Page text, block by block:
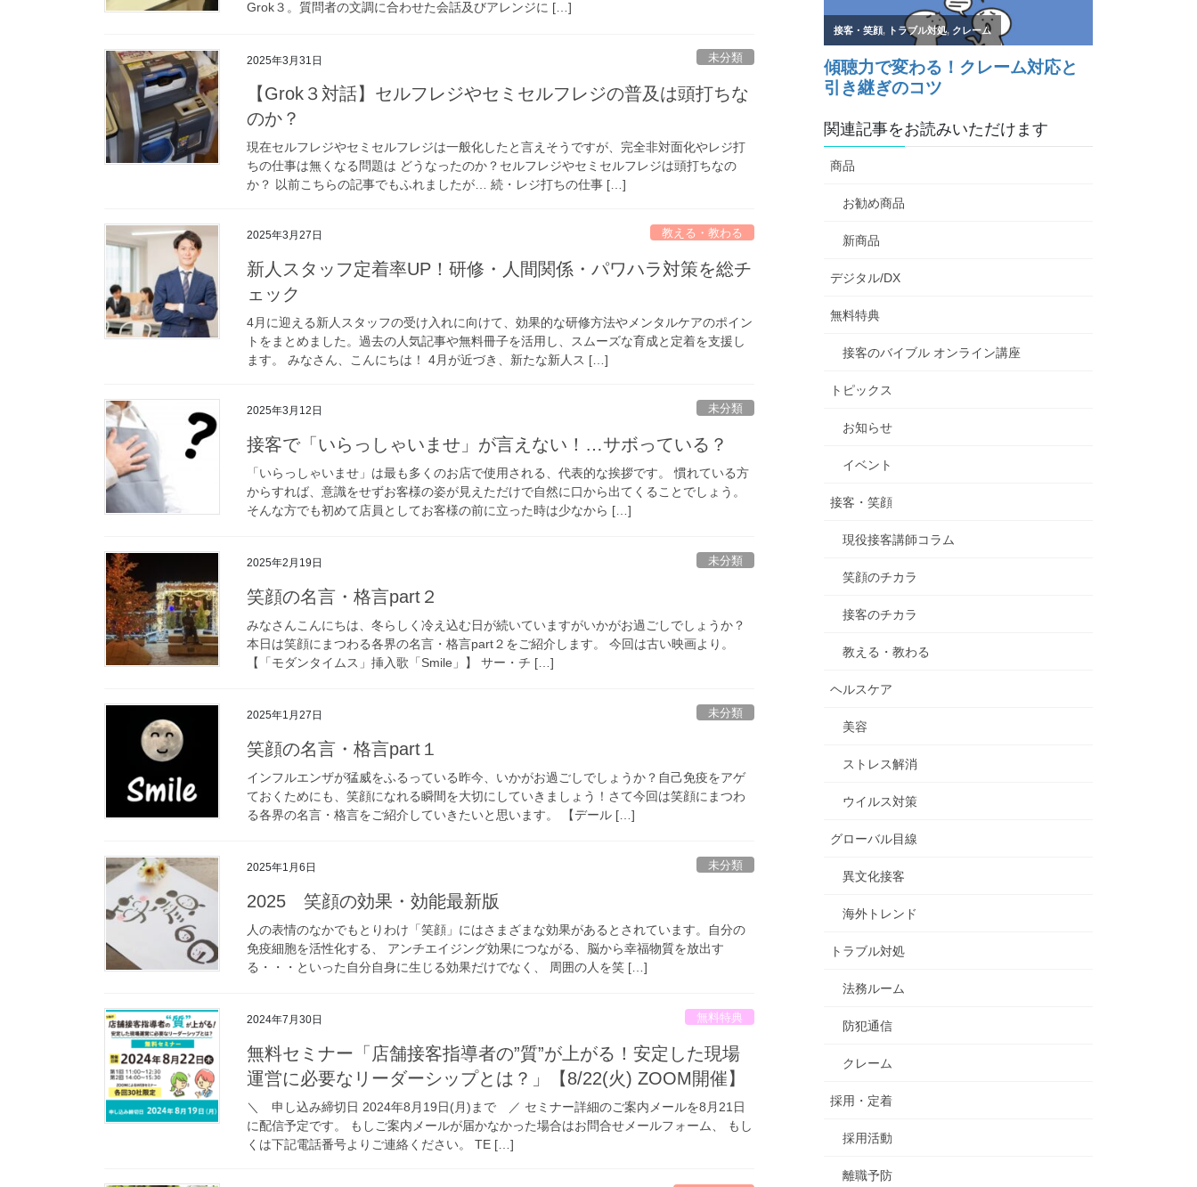
Grok３。質問者の文調に合わせた会話及びアレンジに […]
2025年3月31日 未分類
【Grok３対話】セルフレジやセミセルフレジの普及は頭打ちな
のか？
現在セルフレジやセミセルフレジは一般化したと言えそうですが、完全非対面化やレジ打
ちの仕事は無くなる問題は どうなったのか？セルフレジやセミセルフレジは頭打ちなの
か？ 以前こちらの記事でもふれましたが… 続・レジ打ちの仕事 […]
2025年3月27日 教える・教わる
新人スタッフ定着率UP！研修・人間関係・パワハラ対策を総チ
ェック
4月に迎える新人スタッフの受け入れに向けて、効果的な研修方法やメンタルケアのポイン
トをまとめました。過去の人気記事や無料冊子を活用し、スムーズな育成と定着を支援し
ます。 みなさん、こんにちは！ 4月が近づき、新たな新人ス […]
2025年3月12日 未分類
接客で「いらっしゃいませ」が言えない！…サボっている？
「いらっしゃいませ」は最も多くのお店で使用される、代表的な挨拶です。 慣れている方
からすれば、意識をせずお客様の姿が見えただけで自然に口から出てくることでしょう。
そんな方でも初めて店員としてお客様の前に立った時は少なから […]
2025年2月19日 未分類
笑顔の名言・格言part２
みなさんこんにちは、冬らしく冷え込む日が続いていますがいかがお過ごしでしょうか？
本日は笑顔にまつわる各界の名言・格言part２をご紹介します。 今回は古い映画より。
【「モダンタイムス」挿入歌「Smile」】 サー・チ […]
2025年1月27日 未分類
笑顔の名言・格言part１
インフルエンザが猛威をふるっている昨今、いかがお過ごしでしょうか？自己免疫をアゲ
ておくためにも、笑顔になれる瞬間を大切にしていきましょう！さて今回は笑顔にまつわ
る各界の名言・格言をご紹介していきたいと思います。 【デール […]
2025年1月6日 未分類
2025 笑顔の効果・効能最新版
人の表情のなかでもとりわけ「笑顔」にはさまざまな効果があるとされています。自分の
免疫細胞を活性化する、 アンチエイジング効果につながる、脳から幸福物質を放出す
る・・・といった自分自身に生じる効果だけでなく、 周囲の人を笑 […]
2024年7月30日 無料特典
無料セミナー「店舗接客指導者の”質”が上がる！安定した現場
運営に必要なリーダーシップとは？」【8/22(火) ZOOM開催】
＼ 申し込み締切日 2024年8月19日(月)まで ／ セミナー詳細のご案内メールを8月21日
に配信予定です。 もしご案内メールが届かなかった場合はお問合せメールフォーム、 もし
くは下記電話番号よりご連絡ください。 TE […]
関連記事をお読みいただけます
商品
お勧め商品
新商品
デジタル/DX
無料特典
接客のバイブル オンライン講座
トピックス
お知らせ
イベント
接客・笑顔
現役接客講師コラム
笑顔のチカラ
接客のチカラ
教える・教わる
ヘルスケア
美容
ストレス解消
ウイルス対策
グローバル目線
異文化接客
海外トレンド
トラブル対処
法務ルーム
防犯通信
クレーム
採用・定着
採用活動
離職予防